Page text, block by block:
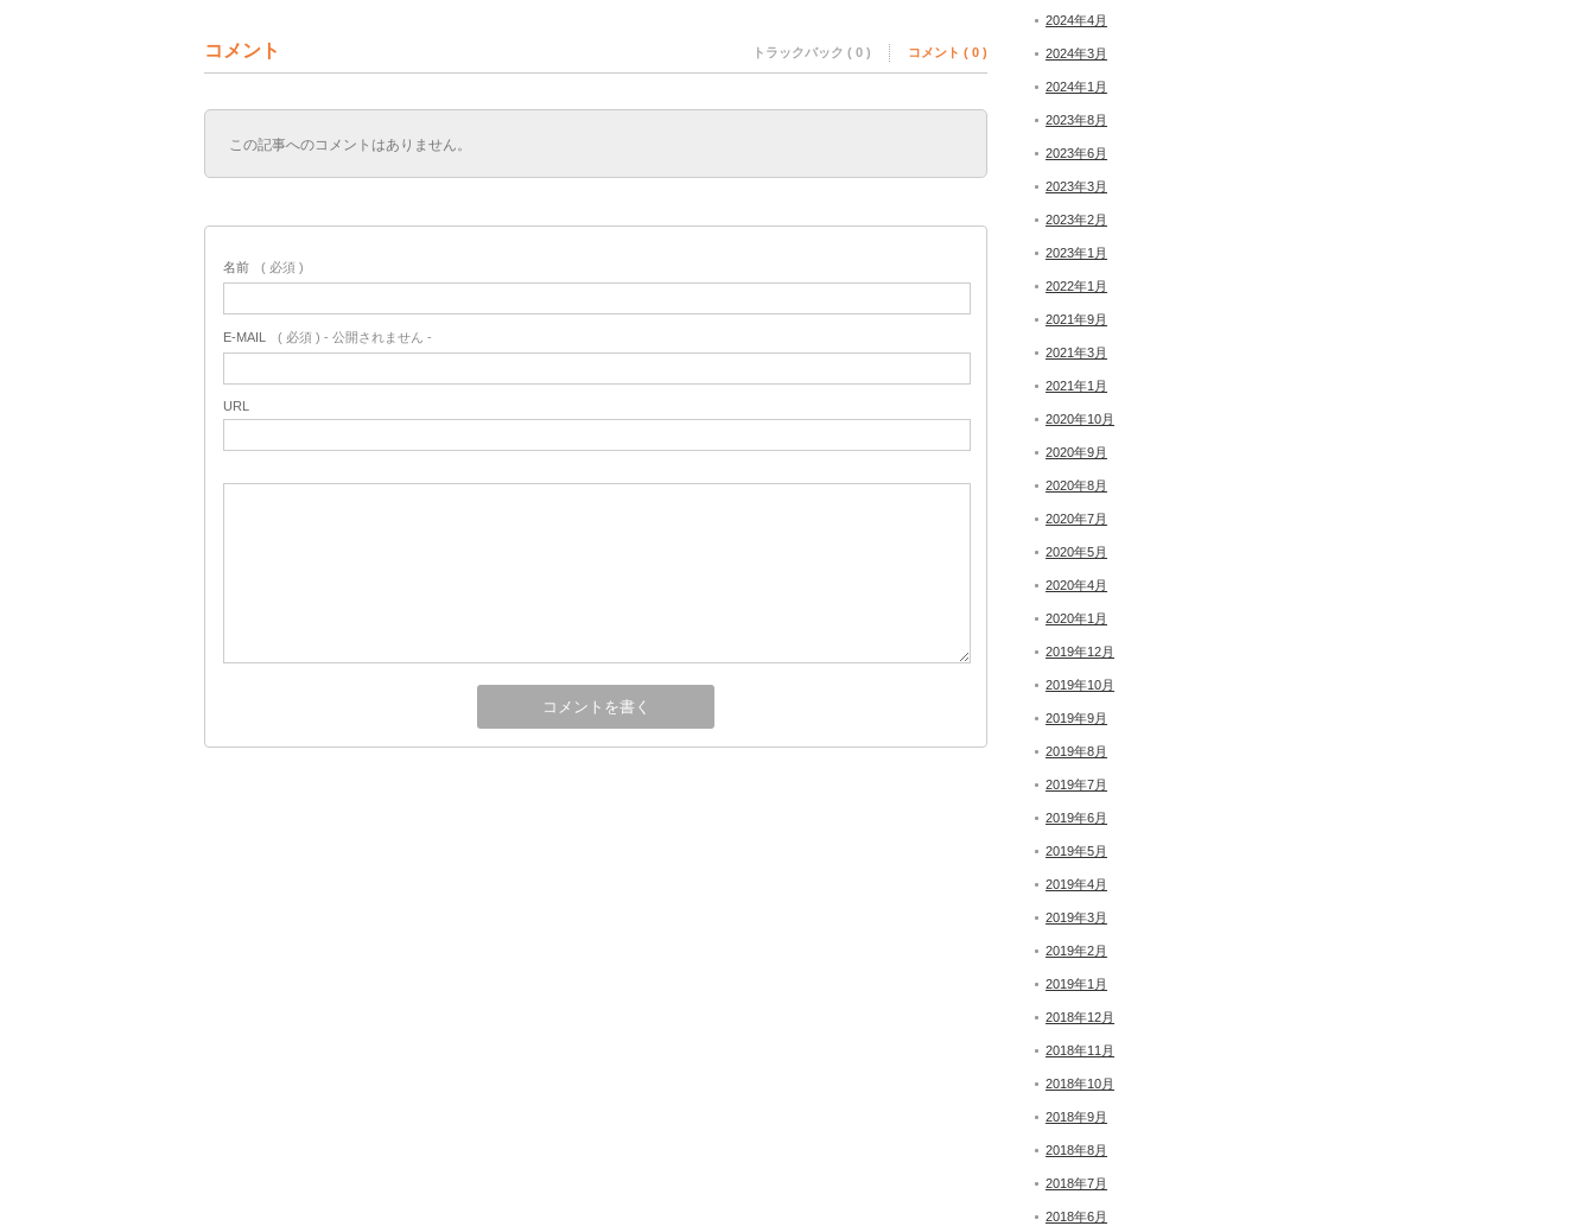
コメント トラックバック ( 0 ) コメント ( 0 )
この記事へのコメントはありません。
名前 ( 必須 )
E-MAIL ( 必須 ) - 公開されません -
URL
2024年4月
2024年3月
2024年1月
2023年8月
2023年6月
2023年3月
2023年2月
2023年1月
2022年1月
2021年9月
2021年3月
2021年1月
2020年10月
2020年9月
2020年8月
2020年7月
2020年5月
2020年4月
2020年1月
2019年12月
2019年10月
2019年9月
2019年8月
2019年7月
2019年6月
2019年5月
2019年4月
2019年3月
2019年2月
2019年1月
2018年12月
2018年11月
2018年10月
2018年9月
2018年8月
2018年7月
2018年6月